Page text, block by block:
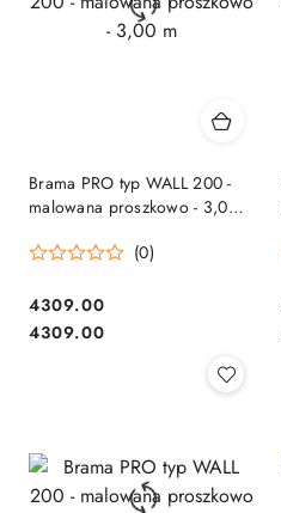
Brama PRO typ WALL 200 -
malowana proszkowo - 3,00
(0)
Cena:
4309.00
Cena:
4309.00